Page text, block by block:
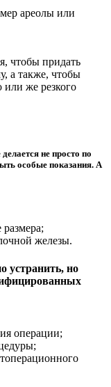
ареолы или
чтобы придать
а также, чтобы
или же резкого
не просто по
особые показания. А
железы.
устранить, но
операции;